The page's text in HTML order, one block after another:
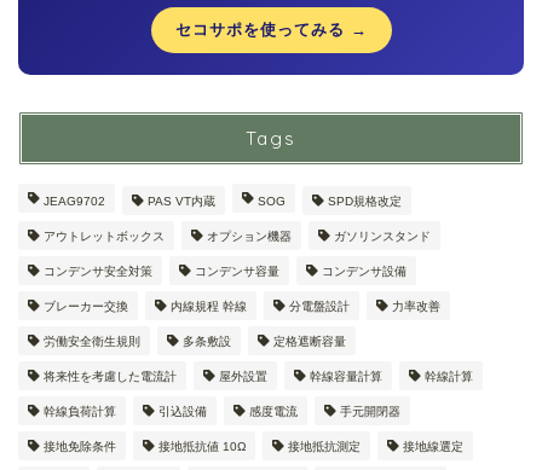
セコサポを使ってみる →
Tags
JEAG9702 PAS VT内蔵 SOG SPD規格改定
アウトレットボックス オプション機器 ガソリンスタンド
コンデンサ安全対策 コンデンサ容量 コンデンサ設備
ブレーカー交換 内線規程 幹線 分電盤設計 力率改善
労働安全衛生規則 多条敷設 定格遮断容量
将来性を考慮した電流計 屋外設置 幹線容量計算 幹線計算
幹線負荷計算 引込設備 感度電流 手元開閉器
接地免除条件 接地抵抗値 10Ω 接地抵抗測定 接地線選定